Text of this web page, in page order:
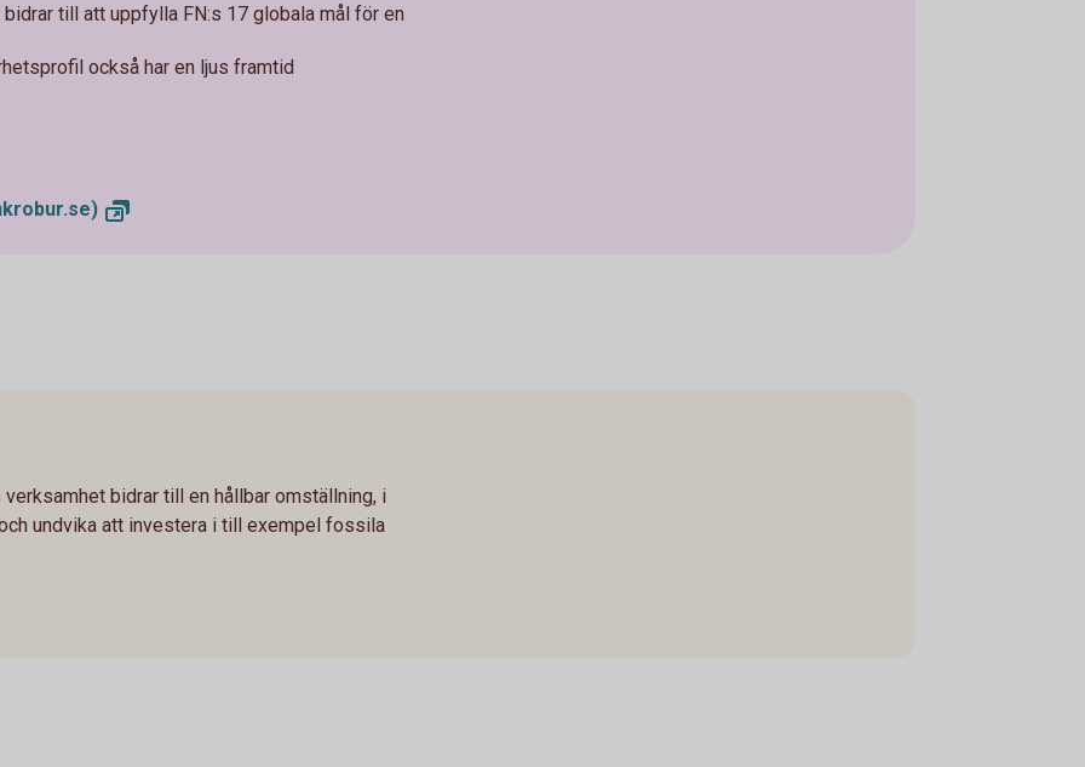
till att uppfylla FN:s 17 globala mål för en
också har en ljus framtid
bidrar till en hållbar omställning, i
undvika att investera i till exempel fossila